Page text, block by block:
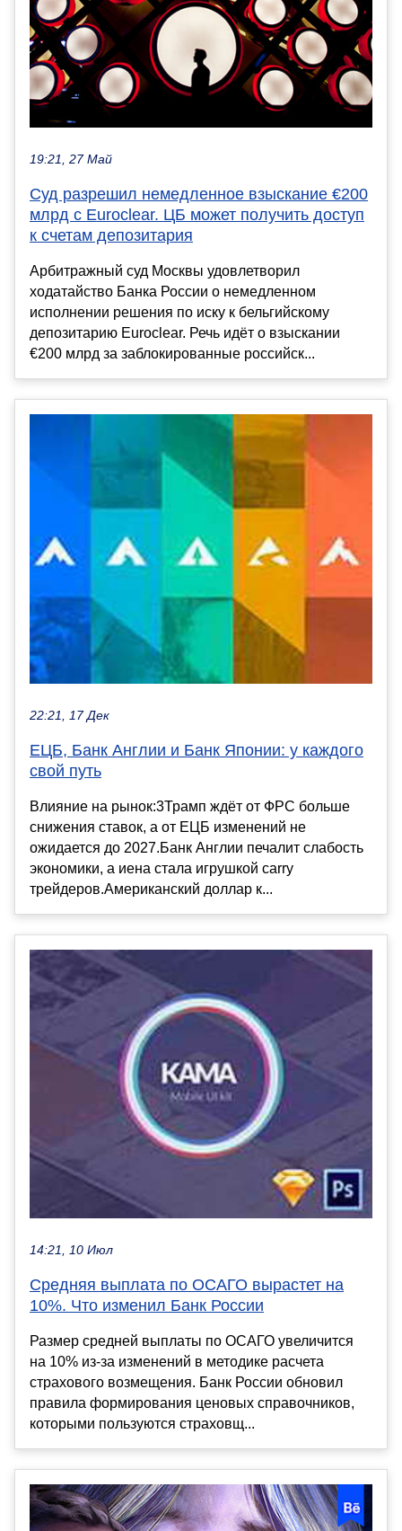
19:21, 27 Май
Суд разрешил немедленное взыскание €200
млрд с Euroclear. ЦБ может получить доступ
к счетам депозитария
Арбитражный суд Москвы удовлетворил
ходатайство Банка России о немедленном
исполнении решения по иску к бельгийскому
депозитарию Euroclear. Речь идёт о взыскании
€200 млрд за заблокированные российск...
22:21, 17 Дек
ЕЦБ, Банк Англии и Банк Японии: у каждого
свой путь
Влияние на рынок:3Трамп ждёт от ФРС больше
снижения ставок, а от ЕЦБ изменений не
ожидается до 2027.Банк Англии печалит слабость
экономики, а иена стала игрушкой carry
трейдеров.Американский доллар к...
14:21, 10 Июл
Средняя выплата по ОСАГО вырастет на
10%. Что изменил Банк России
Размер средней выплаты по ОСАГО увеличится
на 10% из-за изменений в методике расчета
страхового возмещения. Банк России обновил
правила формирования ценовых справочников,
которыми пользуются страховщ...